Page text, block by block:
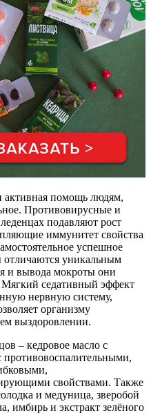
активная помощь людям,
Противовирусные и
подавляют рост
иммунитет свойства
успешное
уникальным
и вывода мокроты они
седативный эффект
нервную систему,
организму
выздоровлении.
– кедровое масло с
свойствами. Также
и медуница, зверобой
имбирь и экстракт зелёного